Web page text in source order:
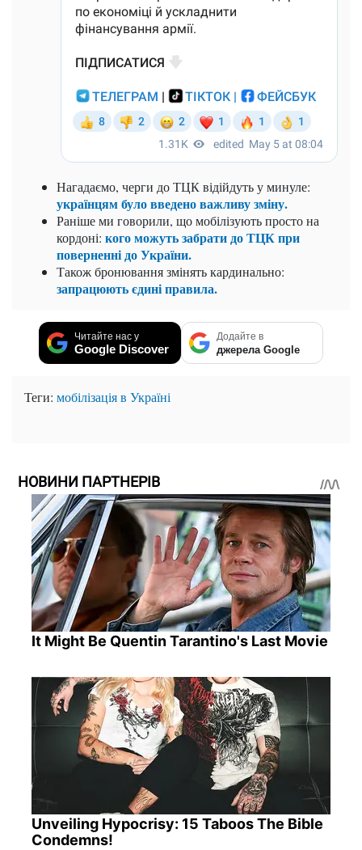
Нагадаємо, черги до ТЦК відійдуть у минуле:
українцям було введено важливу зміну.
Раніше ми говорили, щомобілізують просто на
кордоні: кого можуть забрати до ТЦК при
поверненні до України.
Такожбронювання змінять кардинально:
запрацюють єдині правила.
Читайте нас у
Google Discover
Додайте в
джерела Google
Теги: мобілізація в Україні
НОВИНИ ПАРТНЕРІВ
It Might Be Quentin Tarantino's Last Movie
Unveiling Hypocrisy: 15 Taboos The Bible
Condemns!